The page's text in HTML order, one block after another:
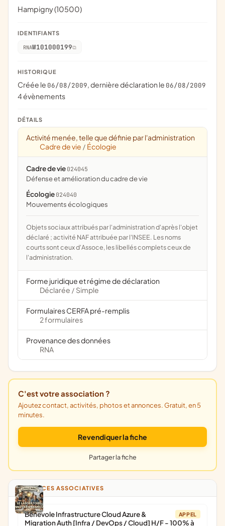
Hampigny (10500)
IDENTIFIANTS
RNAW101000199
HISTORIQUE
Créée le 06/08/2009, dernière déclaration le 06/08/2009
4 évènements
DÉTAILS
Activité menée, telle que définie par l'administration
Cadre de vie / Écologie
Cadre de vie 024045
défense et amélioration du cadre de vie
Écologie 024040
mouvements écologiques
Objets sociaux attribués par l'administration d'après l'objet
déclaré ; activité NAF attribuée par l'INSEE. Les noms
courts sont ceux d'Assoce, les libellés complets ceux de
l'administration.
Forme juridique et régime de déclaration
Déclarée / Simple
Formulaires CERFA pré-remplis
2 formulaires
Provenance des données
RNA
C'est votre association ?
Ajoutez contact, activités, photos et annonces. Gratuit, en 5
minutes.
Revendiquer la fiche
Partager la fiche
ANNONCES ASSOCIATIVES
APPEL
Bénévole Infrastructure Cloud Azure &
Migration Auth [Infra / DevOps / Cloud] H/F - 100% à